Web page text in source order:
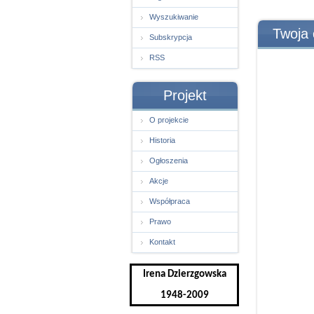
Wyszukiwanie
Subskrypcja
RSS
Projekt
O projekcie
Historia
Ogłoszenia
Akcje
Współpraca
Prawo
Kontakt
Irena Dzierzgowska
1948-2009
Twoja